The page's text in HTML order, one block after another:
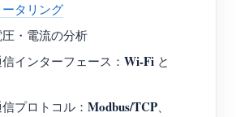
タリング
・電流の分析
インターフェース： Wi-Fi と
プロトコル： Modbus/TCP、